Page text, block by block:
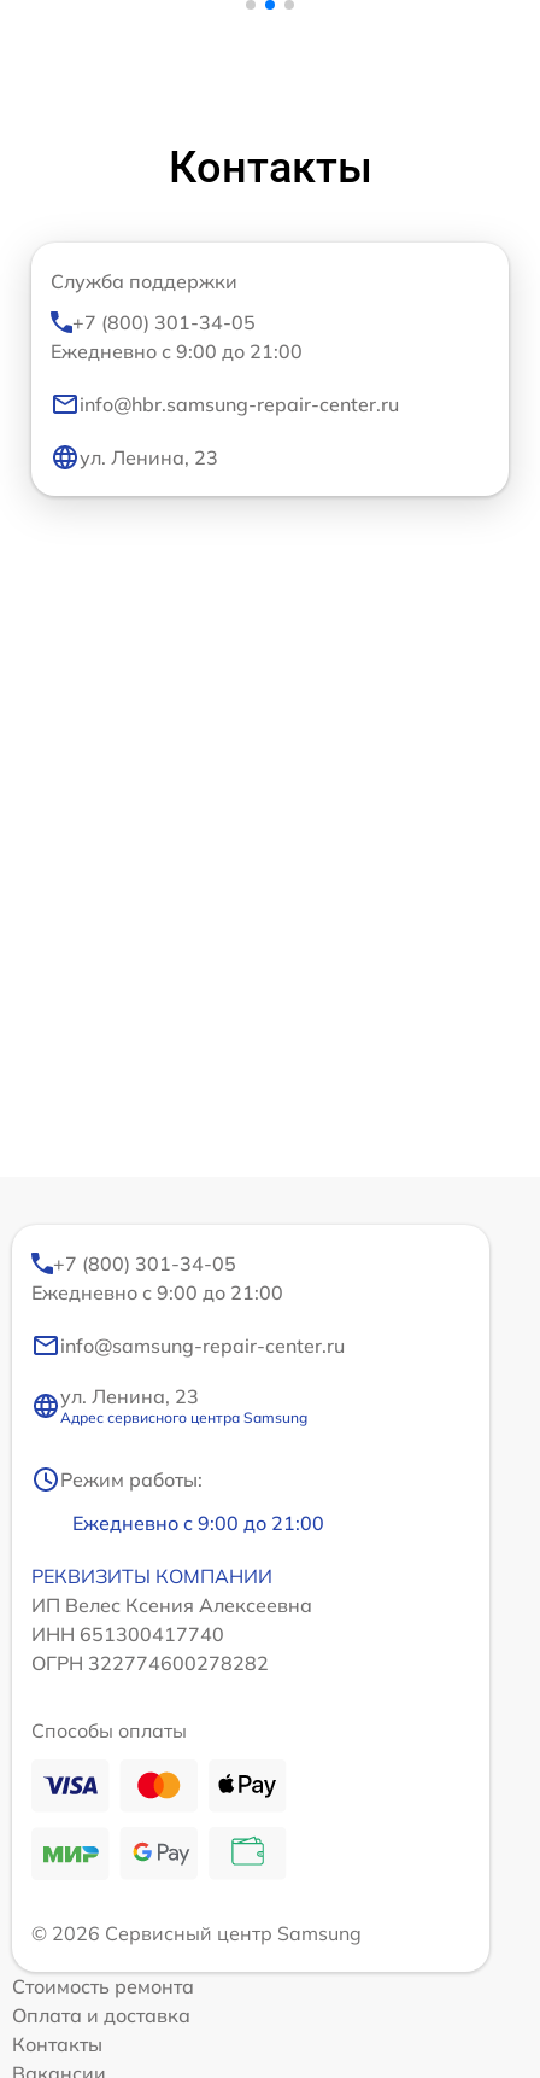
Контакты
Служба поддержки
+7 (800) 301-34-05
Ежедневно с 9:00 до 21:00
info@hbr.samsung-repair-center.ru
ул. Ленина, 23
+7 (800) 301-34-05
Ежедневно с 9:00 до 21:00
info@samsung-repair-center.ru
ул. Ленина, 23
Адрес сервисного центра Samsung
Режим работы:
Ежедневно с 9:00 до 21:00
РЕКВИЗИТЫ КОМПАНИИ
ИП Велес Ксения Алексеевна
ИНН 651300417740
ОГРН 322774600278282
Способы оплаты
© 2026 Сервисный центр Samsung
Стоимость ремонта
Оплата и доставка
Контакты